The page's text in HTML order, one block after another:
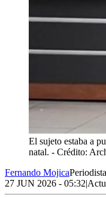
El sujeto estaba a
natal. - Crédito:
Fernando MojicaPeriodista
27 JUN 2026 - 05:32|